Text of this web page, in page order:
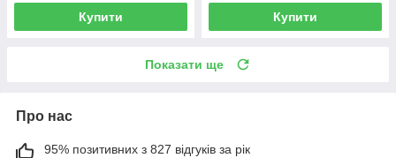
Купити Купити
Показати ще
Про нас
95% позитивних з 827 відгуків за рік